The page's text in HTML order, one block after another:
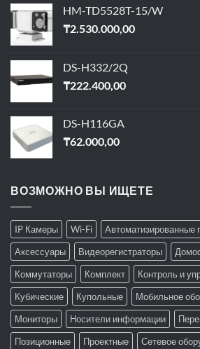
HM-TD5528T-15/W
₸2.530.000,00
DS-H332/2Q
₸222.400,00
DS-H116GA
₸62.000,00
ВОЗМОЖНО ВЫ ИЩЕТЕ
IP Камеры Wi-Fi
Автоматизированные
Аксессуары
Видеорегистраторы
Коммутаторы
Комплект
Контроль и
Кубические
Купольные
Мобильное
Мониторы
Носители информации
Позиционные
Проектные
Сетевое